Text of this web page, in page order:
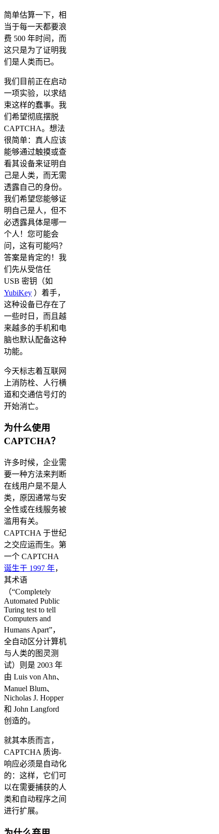
简单估算一下，相
当于每一天都要浪
费 500 年时间，而
这只是为了证明我
们是人类而已。
我们目前正在启动
一项实验，以求结
束这样的蠢事。我
们希望彻底摆脱
CAPTCHA。想法
很简单：真人应该
能够通过触摸或查
看其设备来证明自
己是人类，而无需
透露自己的身份。
我们希望您能够证
明自己是人，但不
必透露具体是哪一
个人！您可能会
问，这有可能吗？
答案是肯定的！我
们先从受信任
USB 密钥（如
YubiKey ）着手，
这种设备已存在了
一些时日，而且越
来越多的手机和电
脑也默认配备这种
功能。
今天标志着互联网
上消防栓、人行横
道和交通信号灯的
开始消亡。
为什么使用
CAPTCHA？
许多时候，企业需
要一种方法来判断
在线用户是不是人
类，原因通常与安
全性或在线服务被
滥用有关。
CAPTCHA 于世纪
之交应运而生。第
一个 CAPTCHA
诞生于 1997 年，
其术语
（“Completely
Automated Public
Turing test to tell
Computers and
Humans Apart”，
全自动区分计算机
与人类的图灵测
试）则是 2003 年
由 Luis von Ahn、
Manuel Blum、
Nicholas J. Hopper
和 John Langford
创造的。
就其本质而言，
CAPTCHA 质询-
响应必须是自动化
的：这样，它们可
以在需要捕获的人
类和自动程序之间
进行扩展。